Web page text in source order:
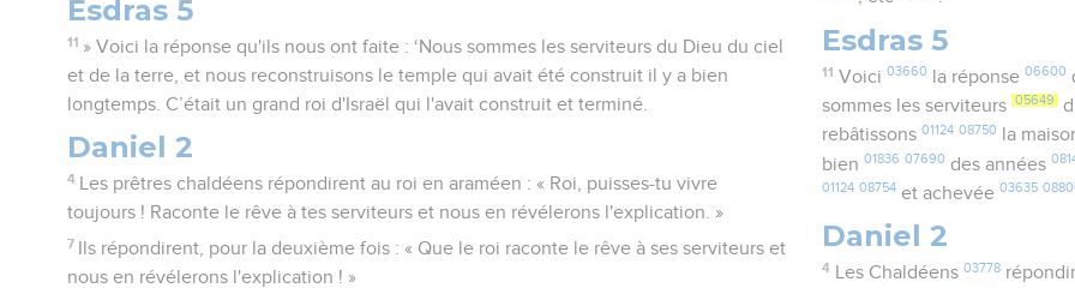
Esdras 5
11 » Voici la réponse qu'ils nous ont faite : ‘Nous sommes les serviteurs du Dieu du ciel
et de la terre, et nous reconstruisons le temple qui avait été construit il y a bien
longtemps. C’était un grand roi d'Israël qui l'avait construit et terminé.
Daniel 2
4
Les prêtres chaldéens répondirent au roi en araméen : « Roi, puisses-tu vivre
toujours ! Raconte le rêve à tes serviteurs et nous en révélerons l'explication. »
7
Ils répondirent, pour la deuxième fois : « Que le roi raconte le rêve à ses serviteurs et
nous en révélerons l'explication ! »
Esdras 5
11 Voici 03660 la réponse 06600
sommes les serviteurs 05649
rebâtissons01124 08750 la
bien01836 07690 des années
01124 08754 et achevée03635
Daniel 2
4 Les Chaldéens 03778